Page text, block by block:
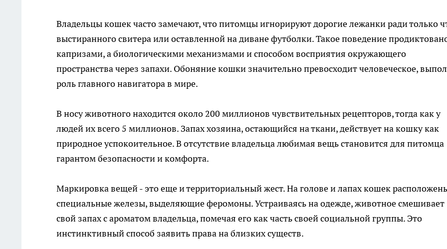
Владельцы кошек часто замечают, что питомцы игнорируют дорогие лежанки ради только
выстиранного свитера или оставленной на диване футболки. Такое поведение
капризами, а биологическими механизмами и способом восприятия окружающего
пространства через запахи. Обоняние кошки значительно превосходит человеческое,
роль главного навигатора в мире.
В носу животного находится около 200 миллионов чувствительных рецепторов, тогда как у
людей их всего 5 миллионов. Запах хозяина, остающийся на ткани, действует на кошку как
природное успокоительное. В отсутствие владельца любимая вещь становится для питомца
гарантом безопасности и комфорта.
Маркировка вещей - это еще и территориальный жест. На голове и лапах кошек
специальные железы, выделяющие феромоны. Устраиваясь на одежде, животное смешивает
свой запах с ароматом владельца, помечая его как часть своей социальной группы. Это
инстинктивный способ заявить права на близких существ.